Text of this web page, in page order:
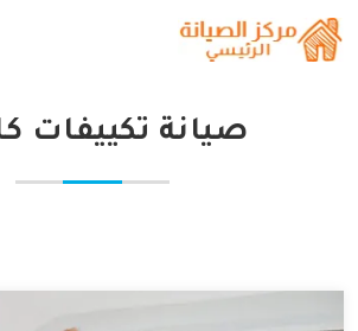
صيانة تكييفات